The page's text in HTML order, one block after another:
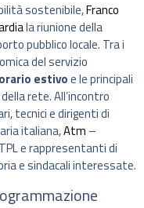
sostenibile,Franco
la riunione della
pubblico locale. Tra i
del servizio
estivoe le principali
rete. All’incontro
tecnici e dirigenti di
italiana,Atm –
e rappresentanti di
e sindacali interessate.